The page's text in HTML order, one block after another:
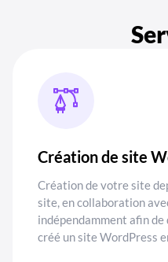
Création de site
Création de votre site
site, en collaboration
indépendamment afin
créé un site WordPress